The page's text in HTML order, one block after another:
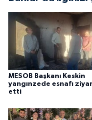
MESOB Başkanı Keskin
yangınzede esnafı
etti